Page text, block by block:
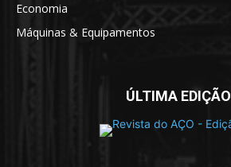
Economia
Máquinas & Equipamentos
ÚLTIMA EDIÇÃO